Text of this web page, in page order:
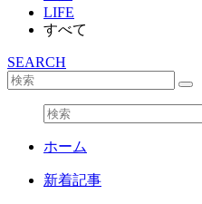
LIFE
すべて
SEARCH
ホーム
新着記事